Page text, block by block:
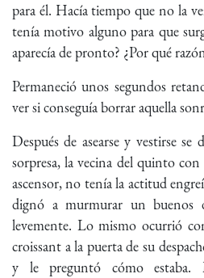
para él. Hacía tiempo que no la
tenía motivo alguno para que
aparecía de pronto? ¿Por qué
Permaneció unos segundos
ver si conseguía borrar aquella
Después de asearse y vestirse
sorpresa, la vecina del quinto
ascensor, no tenía la actitud
dignó a murmurar un buenos
levemente. Lo mismo ocurrió
croissant a la puerta de su
y le preguntó cómo estaba.